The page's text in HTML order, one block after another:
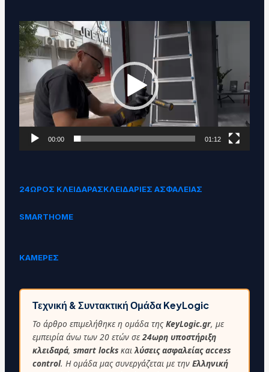
Πρόγραμμα
Αναπαραγωγής
Βίντεο
00:00 01:12
24ΩΡΟΣ ΚΛΕΙΔΑΡΑΣΚΛΕΙΔΑΡΙΕΣ ΑΣΦΑΛΕΙΑΣ
SMARTHOME
ΚΑΜΕΡΕΣ
Τεχνική & Συντακτική Ομάδα KeyLogic
Το άρθρο επιμελήθηκε η ομάδα τηςKeyLogic.gr, με
εμπειρία άνω των 20 ετών σε24ωρη υποστήριξη
κλειδαρά, smart locksκαιλύσεις ασφαλείας access
control. Η ομάδα μας συνεργάζεται με την Ελληνική